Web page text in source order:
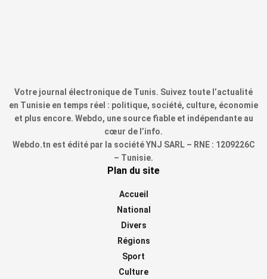
Votre journal électronique de Tunis. Suivez toute l’actualité
en Tunisie en temps réel : politique, société, culture, économie
et plus encore. Webdo, une source fiable et indépendante au
cœur de l’info.
Webdo.tn est édité par la société YNJ SARL – RNE : 1209226C
– Tunisie.
Plan du site
Accueil
National
Divers
Régions
Sport
Culture